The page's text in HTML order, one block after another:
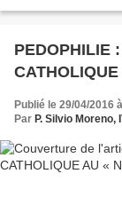
PEDOPHILIE
Publié le 29/04/2016
Par P. Silvio Moreno,